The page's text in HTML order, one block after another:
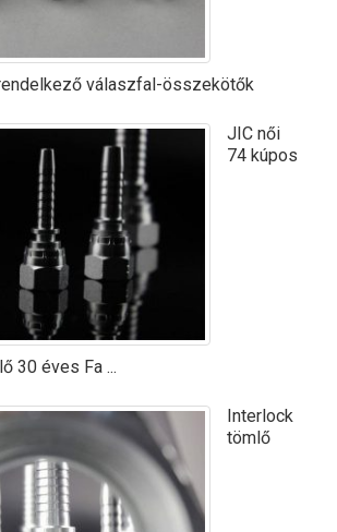
válaszfal-összekötők
JIC női
74 kúpos
30 éves Fa ...
Interlock
tömlő